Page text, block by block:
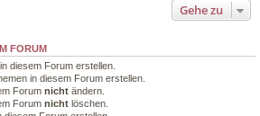
Gehe zu
FORUM
diesem Forum erstellen.
in diesem Forum erstellen.
Forum nicht ändern.
Forum nicht löschen.